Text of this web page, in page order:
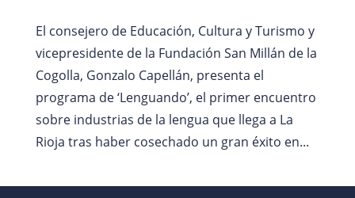
El consejero de Educación, Cultura y Turismo y
vicepresidente de la Fundación San Millán de la
Cogolla, Gonzalo Capellán, presenta el
programa de ‘Lenguando’, el primer encuentro
sobre industrias de la lengua que llega a La
Rioja tras haber cosechado un gran éxito en...